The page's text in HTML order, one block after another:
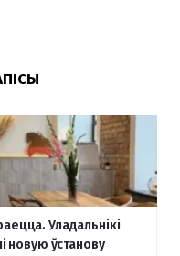
Уладальнікі
новую ўстанову